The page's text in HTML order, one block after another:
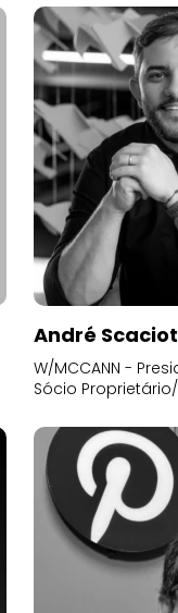
André
W/MCCANN -
Sócio